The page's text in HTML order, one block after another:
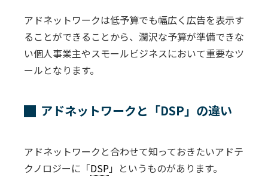
アドネットワークは低予算でも幅広く広告を表示す
ることができることから、潤沢な予算が準備できな
い個人事業主やスモールビジネスにおいて重要なツ
ールとなります。
アドネットワークと「DSP」の違い
アドネットワークと合わせて知っておきたいアドテ
クノロジーに「DSP」というものがあります。